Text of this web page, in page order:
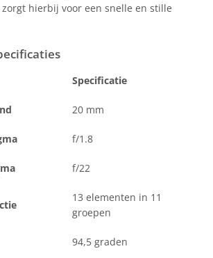
zorgt hierbij voor een snelle en stille
Specificatie
20 mm
f/1.8
f/22
13 elementen in 11
groepen
94,5 graden